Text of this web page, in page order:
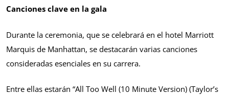
Canciones clave en la gala
Durante la ceremonia, que se celebrará en el hotel Marriott
Marquis de Manhattan, se destacarán varias canciones
consideradas esenciales en su carrera.
Entre ellas estarán “All Too Well (10 Minute Version) (Taylor’s